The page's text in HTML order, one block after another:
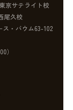
京サテライト校
尾久校
ス・バウム63-102
）